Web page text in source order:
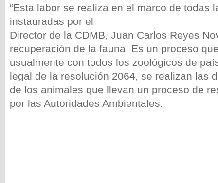
“Esta labor se realiza en el marco de todas
instauradas por el
Director de la CDMB, Juan Carlos Reyes
recuperación de la fauna. Es un proceso
usualmente con todos los zoológicos de
legal de la resolución 2064, se realizan las
de los animales que llevan un proceso de
por las Autoridades Ambientales.